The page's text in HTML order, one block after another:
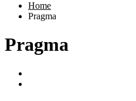
Home
Pragma
Pragma